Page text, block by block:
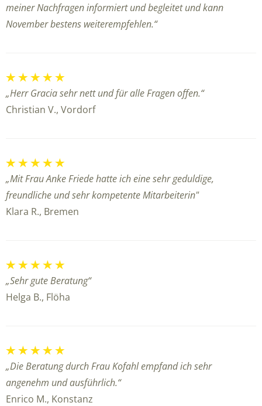
meiner Nachfragen informiert und begleitet und kann
November bestens weiterempfehlen.“
„Herr Gracia sehr nett und für alle Fragen offen.“
Christian V., Vordorf
„Mit Frau Anke Friede hatte ich eine sehr geduldige,
freundliche und sehr kompetente Mitarbeiterin"
Klara R., Bremen
„Sehr gute Beratung“
Helga B., Flöha
„Die Beratung durch Frau Kofahl empfand ich sehr
angenehm und ausführlich.“
Enrico M., Konstanz